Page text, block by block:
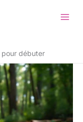
pour débuter